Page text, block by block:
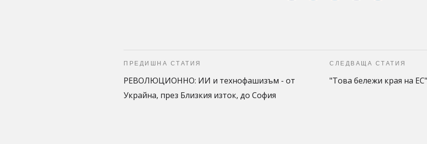
ПРЕДИШНА СТАТИЯ
РЕВОЛЮЦИОННО: ИИ и технофашизъм - от
Украйна, през Близкия изток, до София
СЛЕДВАЩА СТАТИЯ
"Това бележи края на ЕС"